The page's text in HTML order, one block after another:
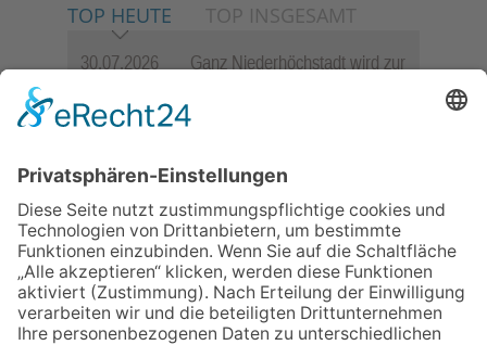
TOP HEUTE TOP INSGESAMT
30.07.2026
Ganz Niederhöchstadt wird zur
06.08.2026
Jugendchor Hochtaunus
Programm „Changes“
Sommerabend: Der Rettershof
lädt wieder zum Weinfest ein
06.08.2026
Hisamoto und Tölke begeistern
mit Werken von Walter
Wachsmuth